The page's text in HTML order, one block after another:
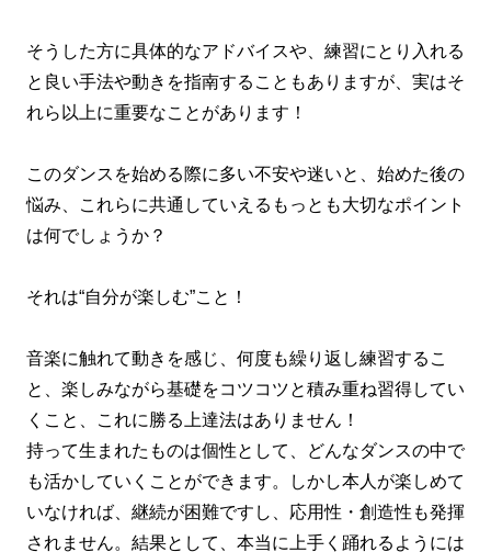
そうした方に具体的なアドバイスや、練習にとり入れる
と良い手法や動きを指南することもありますが、実はそ
れら以上に重要なことがあります！
このダンスを始める際に多い不安や迷いと、始めた後の
悩み、これらに共通していえるもっとも大切なポイント
は何でしょうか？
それは“自分が楽しむ”こと！
音楽に触れて動きを感じ、何度も繰り返し練習するこ
と、楽しみながら基礎をコツコツと積み重ね習得してい
くこと、これに勝る上達法はありません！
持って生まれたものは個性として、どんなダンスの中で
も活かしていくことができます。しかし本人が楽しめて
いなければ、継続が困難ですし、応用性・創造性も発揮
されません。結果として、本当に上手く踊れるようには